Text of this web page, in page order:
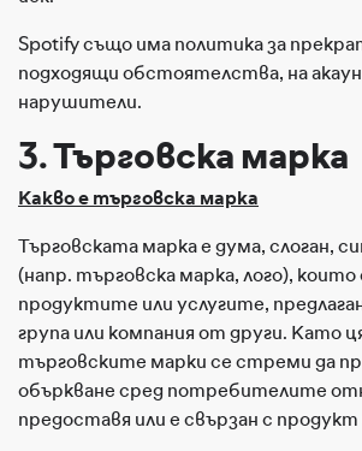
Spotify също има политика за
подходящи обстоятелства, на
нарушители.
3. Търговска марка
Какво е търговска марка
Търговската марка е дума, слоган,
(напр. търговска марка, лого),
продуктите или услугите,
група или компания от други. Като
търговските марки се стреми да
объркване сред потребителите
предоставя или е свързан с продукт